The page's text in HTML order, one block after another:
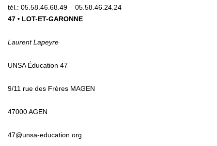
tél.: 05.58.46.68.49 – 05.58.46.24.24
47 • LOT-ET-GARONNE
Laurent Lapeyre
UNSA Éducation 47
9/11 rue des Frères MAGEN
47000 AGEN
47@unsa-education.org